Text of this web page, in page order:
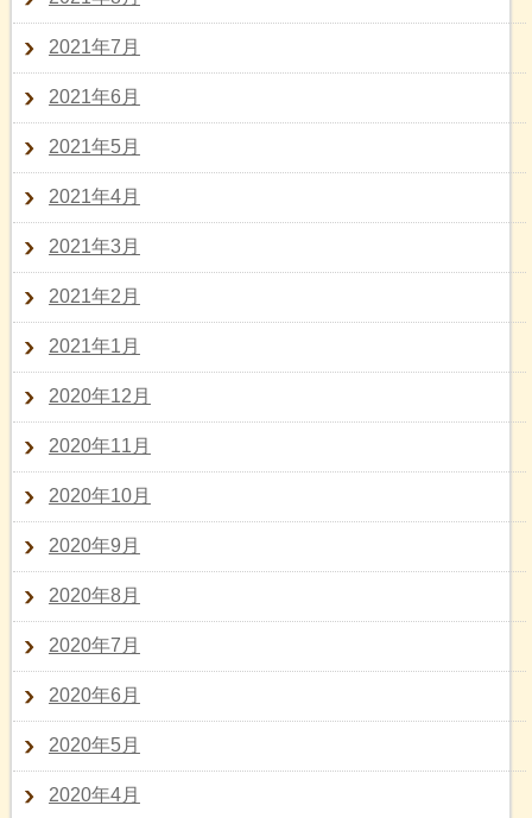
2021年7月
2021年6月
2021年5月
2021年4月
2021年3月
2021年2月
2021年1月
2020年12月
2020年11月
2020年10月
2020年9月
2020年8月
2020年7月
2020年6月
2020年5月
2020年4月